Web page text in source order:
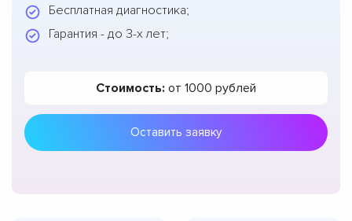
Бесплатная диагностика;
Гарантия - до 3-х лет;
Стоимость: от 1000 рублей
Оставить заявку